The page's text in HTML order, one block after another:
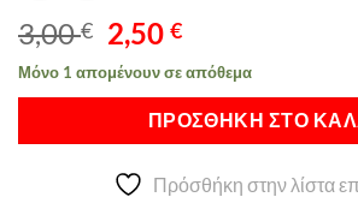
3,00€ Original
price
was:
3,00 €.
2,50€Η
τρέχουσα
τιμή
είναι:
2,50 €.
Μόνο 1 απομένουν σε απόθεμα
ΠΡΟΣΘΉΚΗ ΣΤΟ
Πρόσθήκη στην λίστα